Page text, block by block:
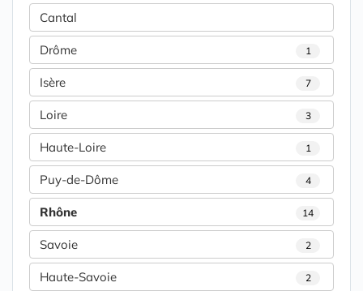
Cantal
Drôme 1
Isère 7
Loire 3
Haute-Loire 1
Puy-de-Dôme 4
Rhône 14
Savoie 2
Haute-Savoie 2